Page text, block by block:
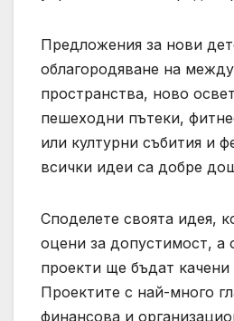
Предложения за нови
облагородяване на
пространства, ново
пешеходни пътеки,
или културни събития и
всички идеи са добре
Споделете своята идея,
оцени за допустимост, а
проекти ще бъдат качени
Проектите с най-много
финансова и